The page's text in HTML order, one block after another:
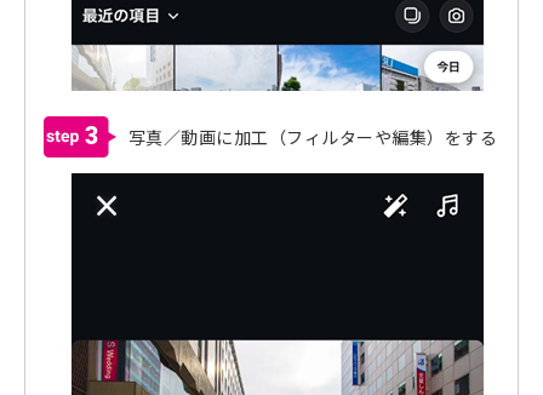
3 写真／動画に加工（フィルターや編集）をする